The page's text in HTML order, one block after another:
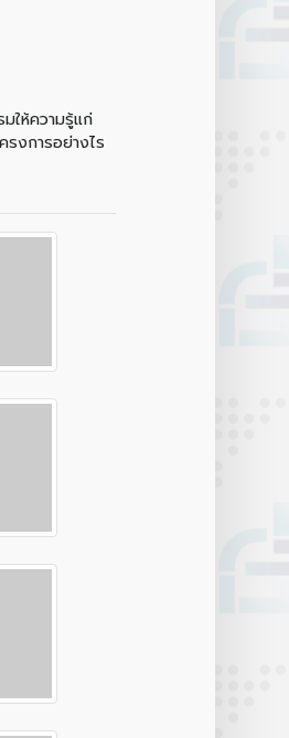
ให้ความรู้แก่
งการอย่างไร